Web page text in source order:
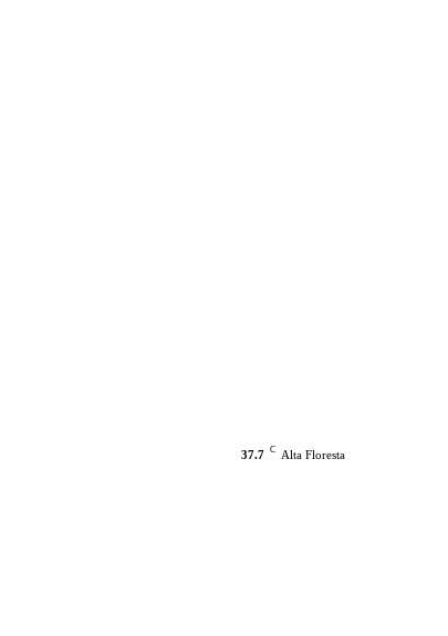
37.7 C Alta Floresta